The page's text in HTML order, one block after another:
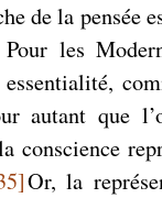
de la pensée
Pour les
essentialité,
autant que
conscience
Or, la